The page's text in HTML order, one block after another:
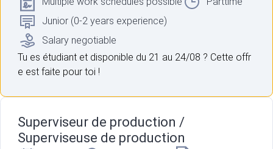
Junior (0-2 years experience)
Salary negotiable
Tu es étudiant et disponible du 21 au 24/08 ? Cette offr
e est faite pour toi !
Superviseur de production /
Superviseuse de production